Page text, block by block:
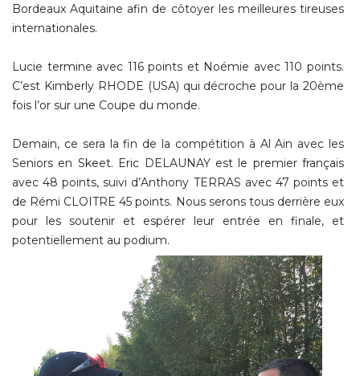
Bordeaux Aquitaine afin de côtoyer les meilleures tireuses
internationales.
Lucie termine avec 116 points et Noémie avec 110 points.
C’est Kimberly RHODE (USA) qui décroche pour la 20ème
fois l’or sur une Coupe du monde.
Demain, ce sera la fin de la compétition à Al Ain avec les
Seniors en Skeet. Eric DELAUNAY est le premier français
avec 48 points, suivi d’Anthony TERRAS avec 47 points et
de Rémi CLOITRE 45 points. Nous serons tous derrière eux
pour les soutenir et espérer leur entrée en finale, et
potentiellement au podium.